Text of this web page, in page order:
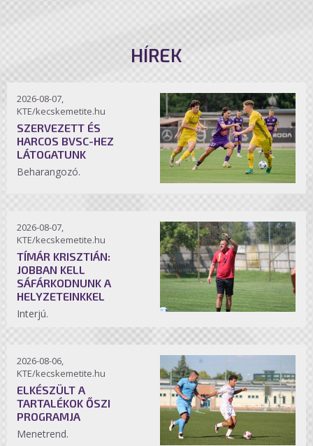
HÍREK
2026-08-07,
KTE/kecskemetite.hu
SZERVEZETT ÉS
HARCOS BVSC-HEZ
LÁTOGATUNK
Beharangozó.
2026-08-07,
KTE/kecskemetite.hu
TÍMÁR KRISZTIÁN:
JOBBAN KELL
SÁFÁRKODNUNK A
HELYZETEINKKEL
Interjú.
2026-08-06,
KTE/kecskemetite.hu
ELKÉSZÜLT A
TARTALÉKOK ŐSZI
PROGRAMJA
Menetrend.